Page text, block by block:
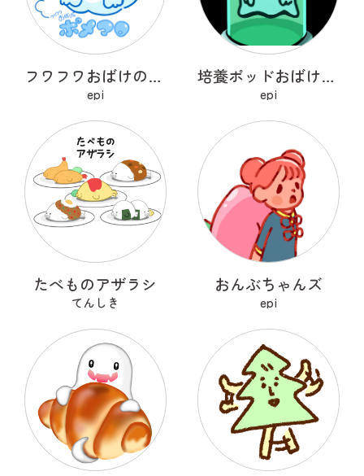
フワフワおばけのポメマロ
epi
培養ポッドおばけ フライトン
epi
たべものアザラシ
てんしき
おんぶちゃんズ
epi